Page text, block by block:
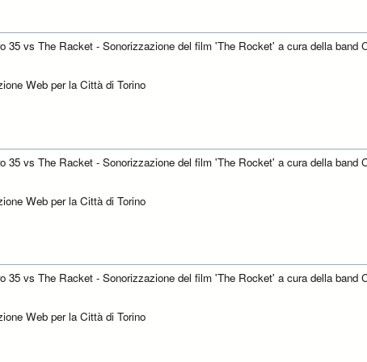
35 vs The Racket - Sonorizzazione del film 'The Rocket' a cura della band
Web per la Città di Torino
35 vs The Racket - Sonorizzazione del film 'The Rocket' a cura della band
Web per la Città di Torino
35 vs The Racket - Sonorizzazione del film 'The Rocket' a cura della band
Web per la Città di Torino